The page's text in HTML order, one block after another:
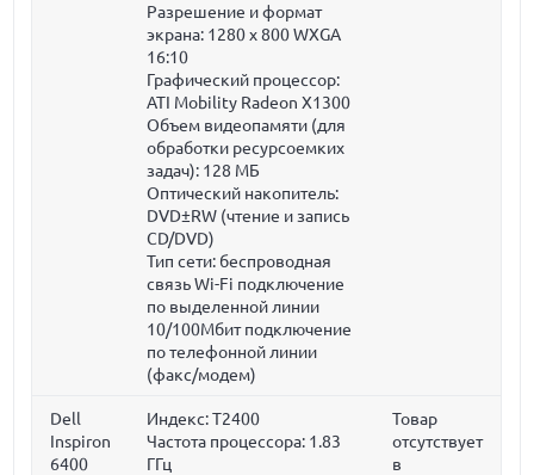
Разрешение и формат
экрана: 1280 x 800 WXGA
16:10
Графический процессор:
ATI Mobility Radeon X1300
Объем видеопамяти (для
обработки ресурсоемких
задач): 128 МБ
Оптический накопитель:
DVD±RW (чтение и запись
CD/DVD)
Тип сети: беспроводная
связь Wi-Fi подключение
по выделенной линии
10/100Мбит подключение
по телефонной линии
(факс/модем)
Dell
Inspiron
6400
Индекс: T2400
Частота процессора: 1.83
ГГц
Товар
отсутствует
в